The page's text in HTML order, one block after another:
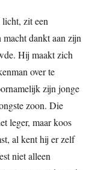
zit een
dankt aan zijn
Hij maakt zich
over te
zijn jonge
zoon. Die
leger, maar koos
al kent hij er zelf
niet alleen